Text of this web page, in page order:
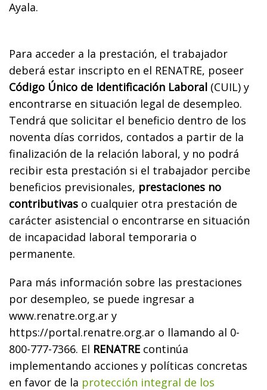
Ayala.
Para acceder a la prestación, el trabajador
deberá estar inscripto en el RENATRE, poseer
Código Único de Identificación Laboral (CUIL) y
encontrarse en situación legal de desempleo.
Tendrá que solicitar el beneficio dentro de los
noventa días corridos, contados a partir de la
finalización de la relación laboral, y no podrá
recibir esta prestación si el trabajador percibe
beneficios previsionales, prestaciones no
contributivas o cualquier otra prestación de
carácter asistencial o encontrarse en situación
de incapacidad laboral temporaria o
permanente.
Para más información sobre las prestaciones
por desempleo, se puede ingresar a
www.renatre.org.ar y
https://portal.renatre.org.ar o llamando al 0-
800-777-7366. El RENATRE continúa
implementando acciones y políticas concretas
en favor de la protección integral de los